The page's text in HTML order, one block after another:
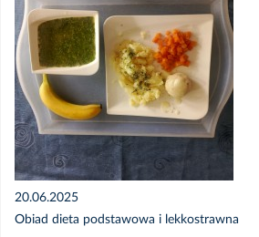
20.06.2025
Obiad dieta podstawowa i lekkostrawna